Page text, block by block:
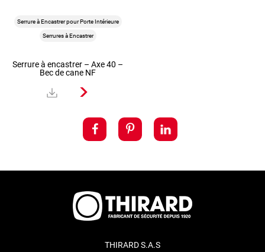
Serrure à Encastrer pour Porte Intérieure
Serrures à Encastrer
Serrure à encastrer – Axe 40 –
Bec de cane NF
THIRARD S.A.S